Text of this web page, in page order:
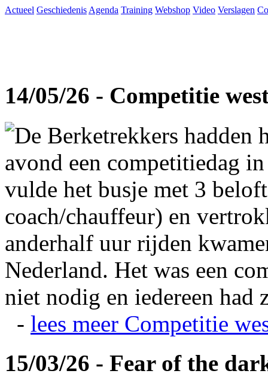
Actueel Geschiedenis Agenda Training Webshop Video Verslagen
14/05/26 - Competitie
De Berketrekkers hadden
avond een competitiedag
vulde het busje met 3
coach/chauffeur) en
anderhalf uur rijden
Nederland. Het was een
niet nodig en iedereen
- lees meer Competitie
15/03/26 - Fear of the